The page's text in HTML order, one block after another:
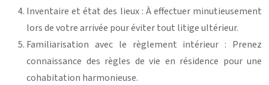
Inventaire et état des lieux : À effectuer minutieusement
lors de votre arrivée pour éviter tout litige ultérieur.
Familiarisation avec le règlement intérieur : Prenez
connaissance des règles de vie en résidence pour une
cohabitation harmonieuse.